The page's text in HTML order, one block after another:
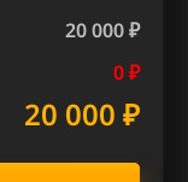
20 000 ₽
0 ₽
20 000 ₽